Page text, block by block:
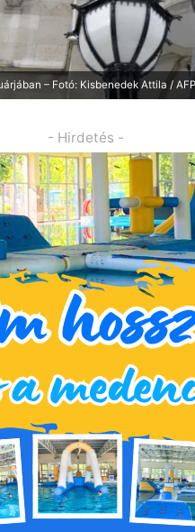
– Fotó: Kisbenedek Attila / AFP
- Hirdetés -